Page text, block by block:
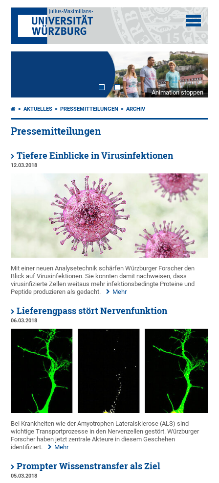
Animation stoppen
AKTUELLES PRESSEMITTEILUNGEN ARCHIV
Pressemitteilungen
Tiefere Einblicke in Virusinfektionen
12.03.2018
Mit einer neuen Analysetechnik schärfen Würzburger Forscher den
Blick auf Virusinfektionen. Sie konnten damit nachweisen, dass
virusinfizierte Zellen weitaus mehr infektionsbedingte Proteine und
Peptide produzieren als gedacht.
Mehr
Lieferengpass stört Nervenfunktion
06.03.2018
Bei Krankheiten wie der Amyotrophen Lateralsklerose (ALS) sind
wichtige Transportprozesse in den Nervenzellen gestört. Würzburger
Forscher haben jetzt zentrale Akteure in diesem Geschehen
identifiziert.
Mehr
Prompter Wissenstransfer als Ziel
05.03.2018